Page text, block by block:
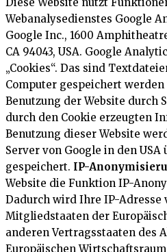
Webanalysedienstes Google
Google Inc., 1600
CA 94043, USA. Google
„Cookies“. Das sind
Computer gespeichert
Benutzung der Website durch
durch den Cookie erzeugten
Benutzung dieser Website
Server von Google in den
gespeichert. IP-
Website die Funktion IP-
Dadurch wird Ihre IP-Adresse
Mitgliedstaaten der
anderen Vertragsstaaten des
Europäischen